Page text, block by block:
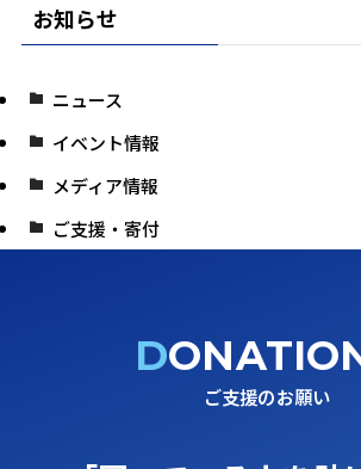
お知らせ
ニュース
イベント情報
メディア情報
ご支援・寄付
ご支援のお願い